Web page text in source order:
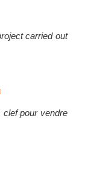
carried out
clef pour vendre